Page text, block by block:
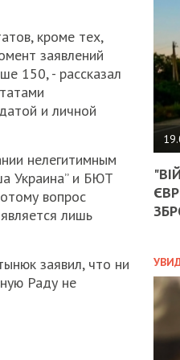
кроме тех,
заявлений
150, - рассказал
и личной
нелегитимным
Украина” и БЮТ
вопрос
лишь
заявил, что ни
Раду не
НА